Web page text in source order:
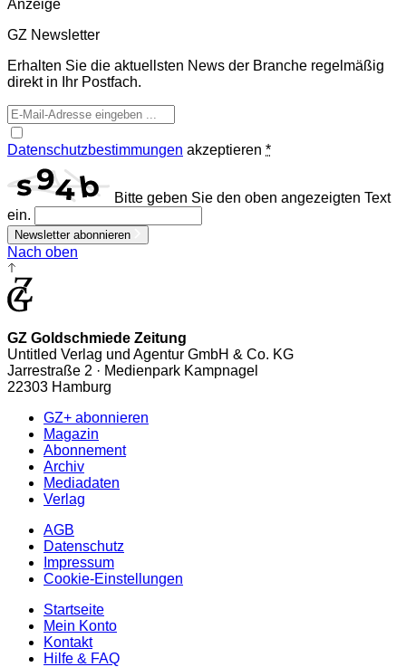
Anzeige
GZ Newsletter
Erhalten Sie die aktuellsten News der Branche regelmäßig
direkt in Ihr Postfach.
Datenschutzbestimmungen akzeptieren *
Bitte geben Sie den oben angezeigten Text
ein.
Newsletter abonnieren
Nach oben
GZ Goldschmiede Zeitung
Untitled Verlag und Agentur GmbH & Co. KG
Jarrestraße 2 · Medienpark Kampnagel
22303 Hamburg
GZ+ abonnieren
Magazin
Abonnement
Archiv
Mediadaten
Verlag
AGB
Datenschutz
Impressum
Cookie-Einstellungen
Startseite
Mein Konto
Kontakt
Hilfe & FAQ